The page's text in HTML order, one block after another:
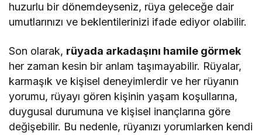
huzurlu bir dönemdeyseniz, rüya geleceğe dair
umutlarınızı ve beklentilerinizi ifade ediyor olabilir.
Son olarak, rüyada arkadaşını hamile görmek
her zaman kesin bir anlam taşımayabilir. Rüyalar,
karmaşık ve kişisel deneyimlerdir ve her rüyanın
yorumu, rüyayı gören kişinin yaşam koşullarına,
duygusal durumuna ve kişisel inançlarına göre
değişebilir. Bu nedenle, rüyanızı yorumlarken kendi